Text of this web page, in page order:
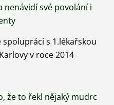
nenávidí své povolání i
spolupráci s 1.lékařskou
v roce 2014
že to řekl nějaký mudrc